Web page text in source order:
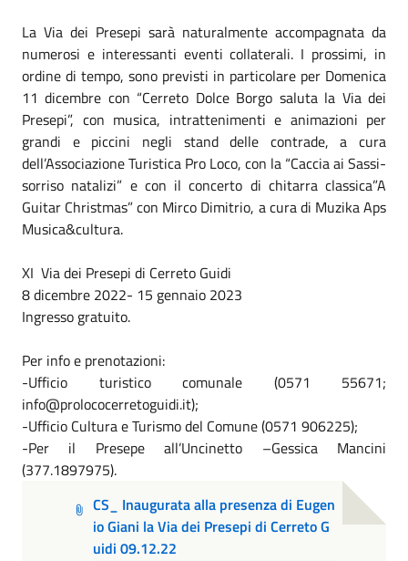
La Via dei Presepi sarà naturalmente accompagnata da
numerosi e interessanti eventi collaterali. I prossimi, in
ordine di tempo, sono previsti in particolare per Domenica
11 dicembre con “Cerreto Dolce Borgo saluta la Via dei
Presepi”, con musica, intrattenimenti e animazioni per
grandi e piccini negli stand delle contrade, a cura
dell’Associazione Turistica Pro Loco, con la “Caccia ai Sassi-
sorriso natalizi” e con il concerto di chitarra classica”A
Guitar Christmas” con Mirco Dimitrio, a cura di Muzika Aps
Musica&cultura.
XI Via dei Presepi di Cerreto Guidi
8 dicembre 2022- 15 gennaio 2023
Ingresso gratuito.
Per info e prenotazioni:
-Ufficio turistico comunale (0571 55671;
info@prolococerretoguidi.it);
-Ufficio Cultura e Turismo del Comune (0571 906225);
-Per il Presepe all’Uncinetto –Gessica Mancini
(377.1897975).
CS_ Inaugurata alla presenza di Eugen
io Giani la Via dei Presepi di Cerreto G
uidi 09.12.22